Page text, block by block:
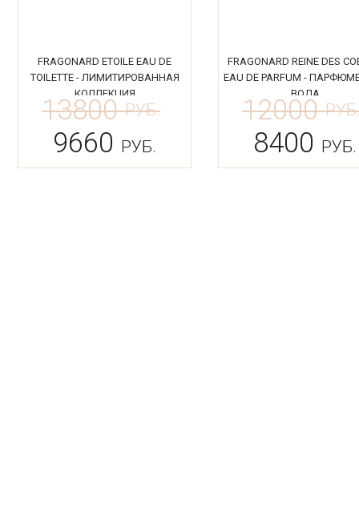
FRAGONARD ETOILE EAU DE
TOILETTE - ЛИМИТИРОВАННАЯ
КОЛЛЕКЦИЯ
13800РУБ.
9660 РУБ.
FRAGONARD REINE DES
EAU DE PARFUM -
ВОДА
12000
8400 РУБ.